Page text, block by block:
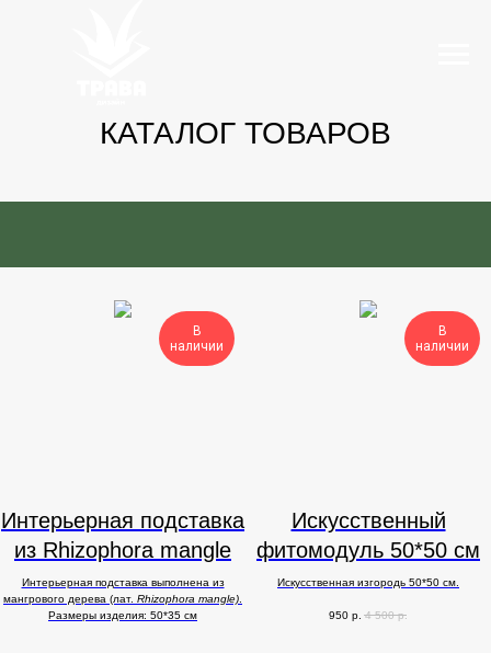
КАТАЛОГ ТОВАРОВ
В
наличии
Интерьерная подставка
из Rhizophora mangle
Интерьерная подставка выполнена из
мангрового дерева (лат. Rhizophora mangle)
Размеры изделия: 50*35 см
В
наличии
Искусственный
фитомодуль 50*50 см
Искусственная изгородь 50*50 см.
950 р. 4 500 р.